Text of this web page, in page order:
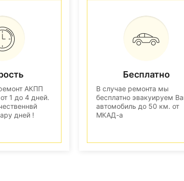
АКПП
1 до 4 дней.
дней !
Бесплатно
В случае ремонта мы
бесплатно эвакуируем
автомобиль до 50 км. от
МКАД-а